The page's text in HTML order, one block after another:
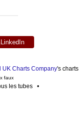
LinkedIn
UK Charts Company's charts
faux
les tubes •